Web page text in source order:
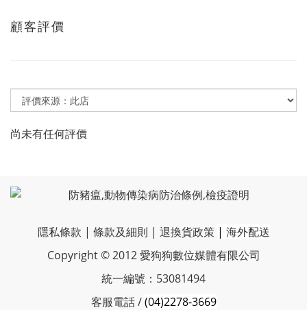
顧客評價
尚未有任何評價
隱私條款 | 條款及細則 | 退換貨政策 | 海外配送
Copyright © 2012 愛狗狗數位媒體有限公司
統一編號：53081494
客服電話 /(04)2278-3669